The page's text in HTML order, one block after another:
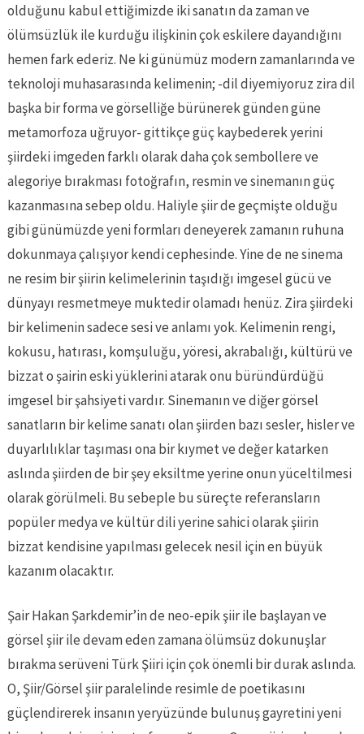
olduğunu kabul ettiğimizde iki sanatın da zaman ve
ölümsüzlük ile kurduğu ilişkinin çok eskilere dayandığını
hemen fark ederiz. Ne ki günümüz modern zamanlarında ve
teknoloji muhasarasında kelimenin; -dil diyemiyoruz zira dil
başka bir forma ve görselliğe bürünerek günden güne
metamorfoza uğruyor- gittikçe güç kaybederek yerini
şiirdeki imgeden farklı olarak daha çok sembollere ve
alegoriye bırakması fotoğrafın, resmin ve sinemanın güç
kazanmasına sebep oldu. Haliyle şiir de geçmişte olduğu
gibi günümüzde yeni formları deneyerek zamanın ruhuna
dokunmaya çalışıyor kendi cephesinde. Yine de ne sinema
ne resim bir şiirin kelimelerinin taşıdığı imgesel gücü ve
dünyayı resmetmeye muktedir olamadı henüz. Zira şiirdeki
bir kelimenin sadece sesi ve anlamı yok. Kelimenin rengi,
kokusu, hatırası, komşuluğu, yöresi, akrabalığı, kültürü ve
bizzat o şairin eski yüklerini atarak onu büründürdüğü
imgesel bir şahsiyeti vardır. Sinemanın ve diğer görsel
sanatların bir kelime sanatı olan şiirden bazı sesler, hisler ve
duyarlılıklar taşıması ona bir kıymet ve değer katarken
aslında şiirden de bir şey eksiltme yerine onun yüceltilmesi
olarak görülmeli. Bu sebeple bu süreçte referansların
popüler medya ve kültür dili yerine sahici olarak şiirin
bizzat kendisine yapılması gelecek nesil için en büyük
kazanım olacaktır.
Şair Hakan Şarkdemir’in de neo-epik şiir ile başlayan ve
görsel şiir ile devam eden zamana ölümsüz dokunuşlar
bırakma serüveni Türk Şiiri için çok önemli bir durak aslında.
O, Şiir/Görsel şiir paralelinde resimle de poetikasını
güçlendirerek insanın yeryüzünde bulunuş gayretini yeni